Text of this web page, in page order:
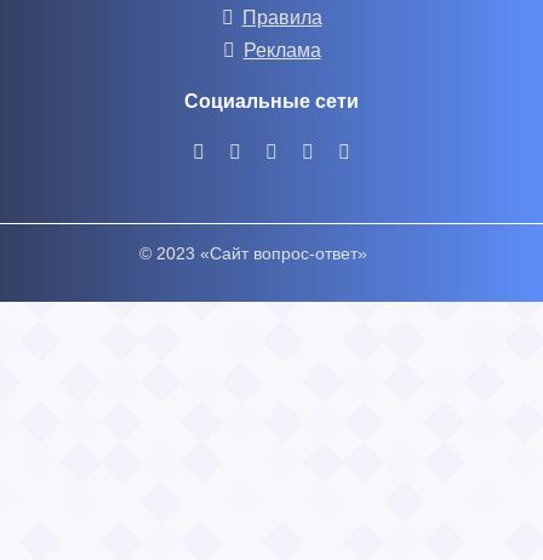
Правила
Реклама
Социальные сети
© 2023 «Сайт вопрос-ответ»